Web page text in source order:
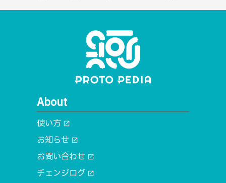
About
使い方 open_in_new
お知らせ open_in_new
お問い合わせ open_in_new
チェンジログ open_in_new